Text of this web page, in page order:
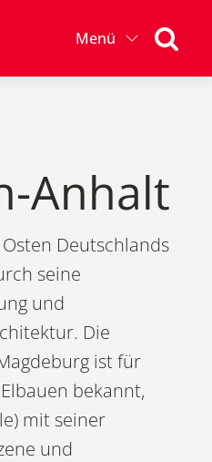
Menü
Anhalt
Deutschlands
seine
und
Die
ist für
bekannt,
mit seiner
und